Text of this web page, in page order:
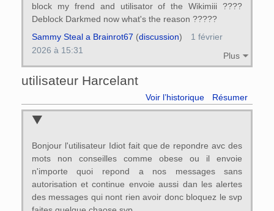
block my frend and utilisator of the Wikimiii ????
Deblock Darkmed now what's the reason ?????
Plus
Sammy Steal a Brainrot67 (discussion)
1 février
2026 à 15:31
utilisateur Harcelant
Voir l’historique Résumer
Bonjour l'utilisateur Idiot fait que de repondre avc des
mots non conseilles comme obese ou il envoie
n'importe quoi repond a nos messages sans
autorisation et continue envoie aussi dan les alertes
des messages qui nont rien avoir donc bloquez le svp